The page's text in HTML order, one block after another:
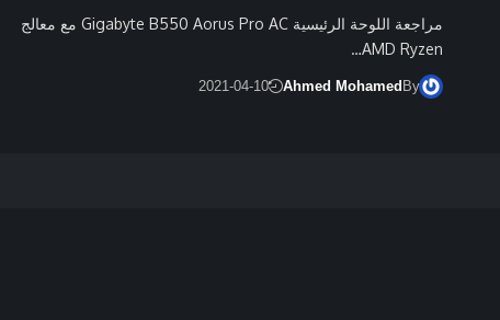
مراجعة اللوحة الرئيسية Gigabyte B550 Aorus Pro AC مع معالج
AMD Ryzen…
By
Ahmed Mohamed
2021-04-10